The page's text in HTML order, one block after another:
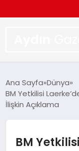
TEKNOLOJI
Ana Sayfa Dünya
BM Yetkilisi
İlişkin Açıklama
BM